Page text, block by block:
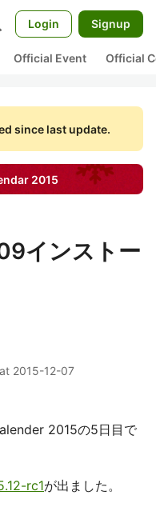
Login Signup
Official Event Official
since last update.
2015
インストー
2015-12-07
2015の5日目で
rc1が出ました。